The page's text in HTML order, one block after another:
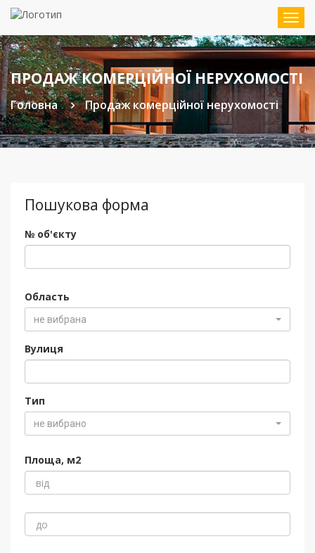
ПРОДАЖ КОМЕРЦІЙНОЇ НЕРУХОМОСТІ
Головна Продаж комерційної нерухомості
Пошукова форма
№ об'єкту
Область
не вибрана
Вулиця
Тип
не вибрано
Площа, м2